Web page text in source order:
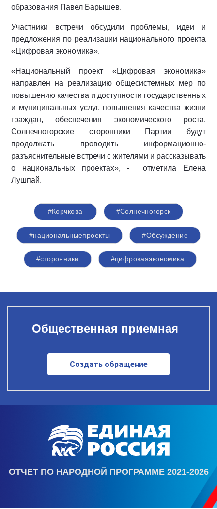
образования Павел Барышев.
Участники встречи обсудили проблемы, идеи и
предложения по реализации национального проекта
«Цифровая экономика».
«Национальный проект «Цифровая экономика»
направлен на реализацию общесистемных мер по
повышению качества и доступности государственных
и муниципальных услуг, повышения качества жизни
граждан, обеспечения экономического роста.
Солнечногорские сторонники Партии будут
продолжать проводить информационно-
разъяснительные встречи с жителями и рассказывать
о национальных проектах», - отметила Елена
Лушпай.
#Корчкова #Солнечногорск
#национальныепроекты #Обсуждение
#сторонники #цифроваяэкономика
Общественная приемная
Создать обращение
ОТЧЕТ ПО НАРОДНОЙ ПРОГРАММЕ 2021-2026